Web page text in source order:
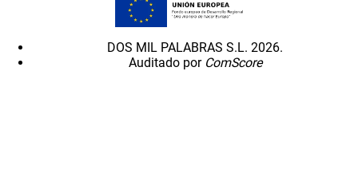
DOS MIL PALABRAS S.L. 2026.
Auditado por ComScore